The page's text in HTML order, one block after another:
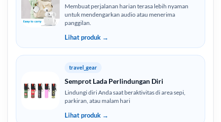
Membuat perjalanan harian terasa lebih nyaman
untuk mendengarkan audio atau menerima
panggilan.
Lihat produk →
travel_gear
Semprot Lada Perlindungan Diri
Lindungi diri Anda saat beraktivitas di area sepi,
parkiran, atau malam hari
Lihat produk →